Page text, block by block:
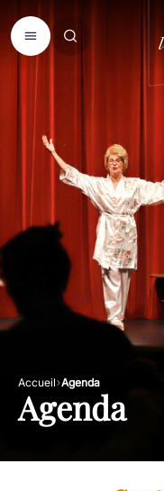
Accueil Agenda
Agenda